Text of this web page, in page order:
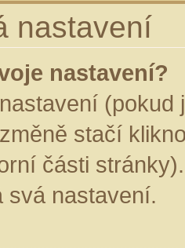
nastavení
nastavení?
(pokud
stačí
části
svá nastavení.